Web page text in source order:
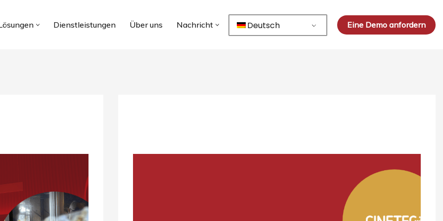
Dienstleistungen Über uns Nachricht Deutsch Eine Demo anfordern